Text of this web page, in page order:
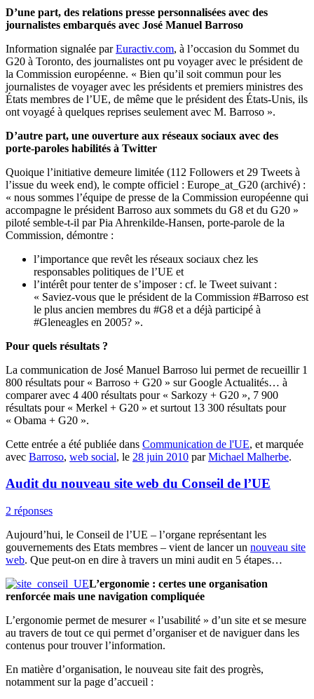
D’une part, des relations presse personnalisées avec des
journalistes embarqués avec José Manuel Barroso
Information signalée parEuractiv.com, à l’occasion du Sommet du
G20 à Toronto, des journalistes ont pu voyager avec le président de
la Commission européenne. « Bien qu’il soit commun pour les
journalistes de voyager avec les présidents et premiers ministres des
États membres de l’UE, de même que le président des États-Unis, ils
ont voyagé à quelques reprises seulement avec M. Barroso ».
D’autre part, une ouverture aux réseaux sociaux avec des
porte-paroles habilités à Twitter
Quoique l’initiative demeure limitée (112 Followers et 29 Tweets à
l’issue du week end), le compte officiel : Europe_at_G20 (archivé) :
« nous sommes l’équipe de presse de la Commission européenne qui
accompagne le président Barroso aux sommets du G8 et du G20 »
piloté semble-t-il par Pia Ahrenkilde-Hansen, porte-parole de la
Commission, démontre :
l’importance que revêt les réseaux sociaux chez les
responsables politiques de l’UE et
l’intérêt pour tenter de s’imposer : cf. le Tweet suivant :
« Saviez-vous que le président de la Commission #Barroso est
le plus ancien membres du #G8 et a déjà participé à
#Gleneagles en 2005? ».
Pour quels résultats ?
La communication de José Manuel Barroso lui permet de recueillir 1
800 résultats pour « Barroso + G20 » sur Google Actualités… à
comparer avec 4 400 résultats pour « Sarkozy + G20 », 7 900
résultats pour « Merkel + G20 » et surtout 13 300 résultats pour
« Obama + G20 ».
Cette entrée a été publiée dans Communication de l'UE, et marquée
avec Barroso, web social, le 28 juin 2010 parMichael Malherbe.
Audit du nouveau site web du Conseil de l’UE
2 réponses
Aujourd’hui, le Conseil de l’UE – l’organe représentant les
gouvernements des Etats membres – vient de lancer un nouveau site
web. Que peut-on en dire à travers un mini audit en 5 étapes…
L’ergonomie : certes une organisation
renforcée mais une navigation compliquée
L’ergonomie permet de mesurer « l’usabilité » d’un site et se mesure
au travers de tout ce qui permet d’organiser et de naviguer dans les
contenus pour trouver l’information.
En matière d’organisation, le nouveau site fait des progrès,
notamment sur la page d’accueil :